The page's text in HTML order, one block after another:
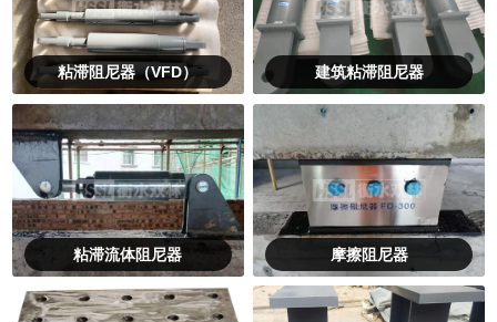
粘滞阻尼器（VFD） 建筑粘滞阻尼器
粘滞流体阻尼器 摩擦阻尼器